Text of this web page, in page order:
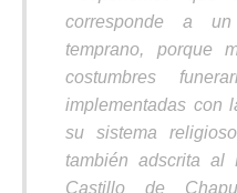
corresponde a
temprano, porque
costumbres
implementadas con
su sistema
también adscrita al
Castillo de